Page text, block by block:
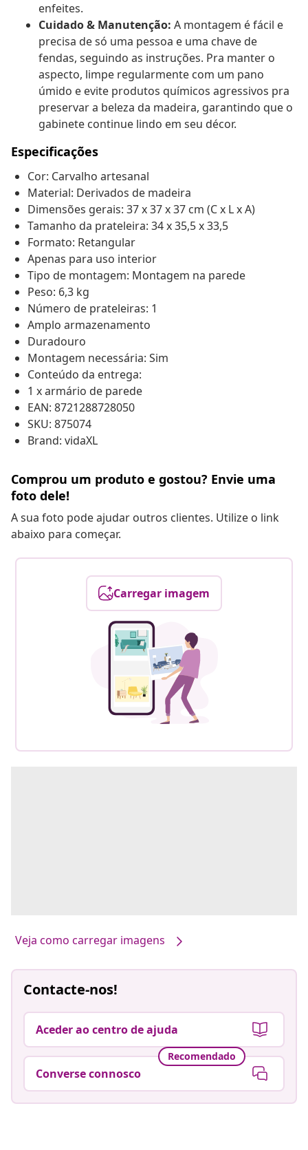
enfeites.
Cuidado & Manutenção: A montagem é fácil e
precisa de só uma pessoa e uma chave de
fendas, seguindo as instruções. Pra manter o
aspecto, limpe regularmente com um pano
úmido e evite produtos químicos agressivos pra
preservar a beleza da madeira, garantindo que o
gabinete continue lindo em seu décor.
Especificações
Cor: Carvalho artesanal
Material: Derivados de madeira
Dimensões gerais: 37 x 37 x 37 cm (C x L x A)
Tamanho da prateleira: 34 x 35,5 x 33,5
Formato: Retangular
Apenas para uso interior
Tipo de montagem: Montagem na parede
Peso: 6,3 kg
Número de prateleiras: 1
Amplo armazenamento
Duradouro
Montagem necessária: Sim
Conteúdo da entrega:
1 x armário de parede
EAN: 8721288728050
SKU: 875074
Brand: vidaXL
Comprou um produto e gostou? Envie uma
foto dele!
A sua foto pode ajudar outros clientes. Utilize o link
abaixo para começar.
Carregar imagem
Veja como carregar imagens
Contacte-nos!
Aceder ao centro de ajuda
Recomendado
Converse connosco